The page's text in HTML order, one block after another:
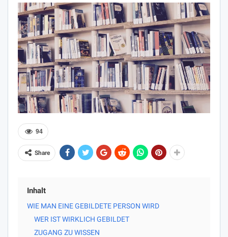
94
Share
Inhalt
WIE MAN EINE GEBILDETE PERSON WIRD
WER IST WIRKLICH GEBILDET
ZUGANG ZU WISSEN